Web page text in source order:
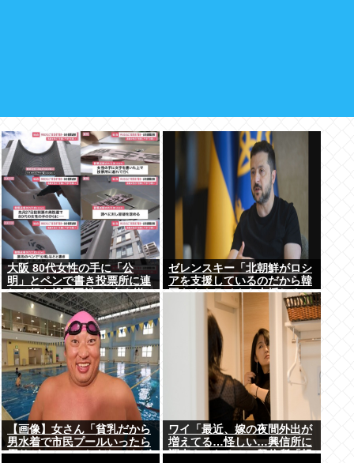
大阪 80代女性の手に「公
明」とペンで書き投票所に連
れて行き投票干渉 60女を送
検【いさ酒場】
ゼレンスキー「北朝鮮がロシ
アを支援しているのだから韓
国もウクライナを支援しろ」
【画像】女さん「貧乳だから
男水着で市民プールいったら
周りがコソコソしだしてやば
ワイ「最近、嫁の夜間外出が
増えてる…怪しい…興信所に
調査させたろ！」興信所「報